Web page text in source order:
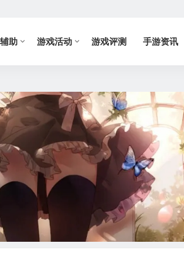
助 游戏活动 游戏评测 手游资讯